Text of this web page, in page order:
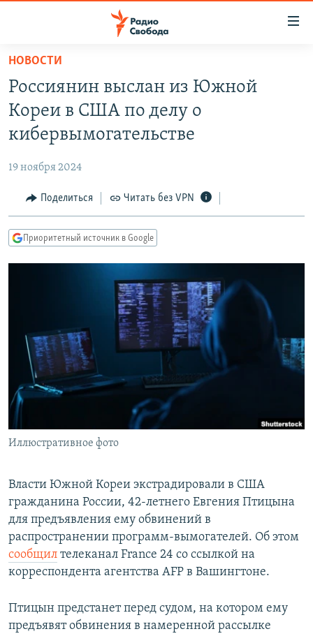
упрощенного
доступа
Вернуться
основному
Вернутся
Вернутся
АВТОРСКИЕ ПРОЕКТЫ
МНЕНИЯ
КУЛЬТУРА
КАВКАЗ.РЕАЛИИ
РАСПИСАНИЕ ВЕЩАНИЯ
ПОДПИШИТЕСЬ НА РАССЫЛКУ
СОЦИАЛЬНЫЕ СЕТИ
Все сайты РСЕ/РС
НОВОСТИ
Россиянин выслан из Южной
Кореи в США по делу о
кибервымогательстве
19 ноября 2024
Поделиться Читать без VPN
Приоритетный источник в Google
Иллюстративное фото
Власти Южной Кореи экстрадировали в США
гражданина России, 42-летнего Евгения Птицына
для предъявления ему обвинений в
распространении программ-вымогателей. Об этом
сообщил телеканал France 24 со ссылкой на
корреспондента агентства AFP в Вашингтоне.
Птицын предстанет перед судом, на котором ему
предъявят обвинения в намеренной рассылке